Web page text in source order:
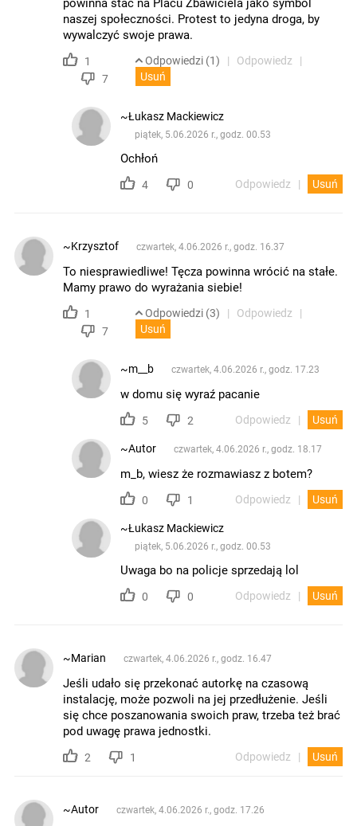
powinna stać na Placu Zbawiciela jako symbol
naszej społeczności. Protest to jedyna droga, by
wywalczyć swoje prawa.
1
7
Odpowiedzi (1)
Odpowiedz
Usuń
~Łukasz Mackiewicz
piątek, 5.06.2026 r., godz. 00.53
Ochłoń
4 0 Odpowiedz Usuń
~Krzysztof czwartek, 4.06.2026 r., godz. 16.37
To niesprawiedliwe! Tęcza powinna wrócić na stałe.
Mamy prawo do wyrażania siebie!
1
7
Odpowiedzi (3)
Odpowiedz
Usuń
~m__b czwartek, 4.06.2026 r., godz. 17.23
w domu się wyraź pacanie
5 2 Odpowiedz
Usuń
~Autor
czwartek, 4.06.2026 r., godz. 18.17
m_b, wiesz że rozmawiasz z botem?
0 1 Odpowiedz
Usuń
~Łukasz Mackiewicz
piątek, 5.06.2026 r., godz. 00.53
Uwaga bo na policje sprzedają lol
0 0 Odpowiedz Usuń
~Marian czwartek, 4.06.2026 r., godz. 16.47
Jeśli udało się przekonać autorkę na czasową
instalację, może pozwoli na jej przedłużenie. Jeśli
się chce poszanowania swoich praw, trzeba też brać
pod uwagę prawa jednostki.
2 1 Odpowiedz Usuń
~Autor czwartek, 4.06.2026 r., godz. 17.26